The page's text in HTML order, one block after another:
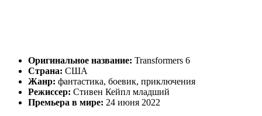
Оригинальное название: Transformers 6
Страна: США
Жанр: фантастика, боевик, приключения
Режиссер: Стивен Кейпл младший
Премьера в мире: 24 июня 2022